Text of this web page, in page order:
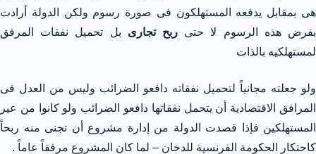
هى بمقابل يدفعه المستهلكون فى صورة رسوم ولكن الدولة أرادت
بفرض هذه الرسوم لا حتى ربح تجارى بل تحميل نفقات المرفق
لمستهلكيه بالذات
ولو جعلته مجانياً لتحميل نفقاته دافعو الضرائب وليس من العدل فى
المرافق الاقتصادية أن يتحمل نفقاتها دافعو الضرائب ولو كانوا من عير
المستهلكين فإذا قصدت الدولة من إدارة مشروع أن تجنى منه ربحاً
كاحتكار الحكومة الفرنسية للدخان – لما كان المشروع مرفقاً عاماً .